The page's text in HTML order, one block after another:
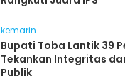
kemarin
Bupati Toba Lantik 39
Tekankan Integritas
Publik